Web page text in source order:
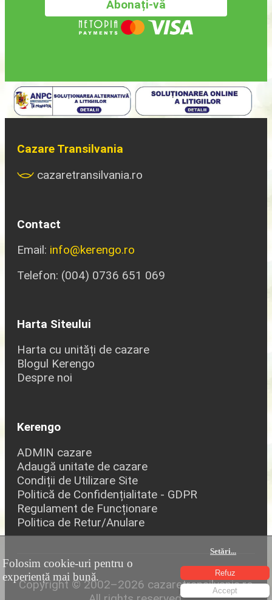
Cazare Transilvania
cazaretransilvania.ro
Contact
Email: info@kerengo.ro
Telefon: (004) 0736 651 069
Harta Siteului
Harta cu unități de cazare
Blogul Kerengo
Despre noi
Kerengo
ADMIN cazare
Adaugă unitate de cazare
Condiții de Utilizare Site
Politică de Confidențialitate - GDPR
Regulament de Funcționare
Politica de Retur/Anulare
Copyright © 2002–2026 cazaretransilvania.ro
Folosim cookie-uri pentru o
experiență mai bună.
Setări...
Refuz
Accept